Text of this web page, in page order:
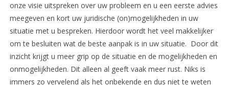
onze visie uitspreken over uw probleem en u een eerste advies
meegeven en kort uw juridische (on)mogelijkheden in uw
situatie met u bespreken. Hierdoor wordt het veel makkelijker
om te besluiten wat de beste aanpak is in uw situatie. Door dit
inzicht krijgt u meer grip op de situatie en de mogelijkheden en
onmogelijkheden. Dit alleen al geeft vaak meer rust. Niks is
immers zo vervelend als het onbekende en dus niet te weten